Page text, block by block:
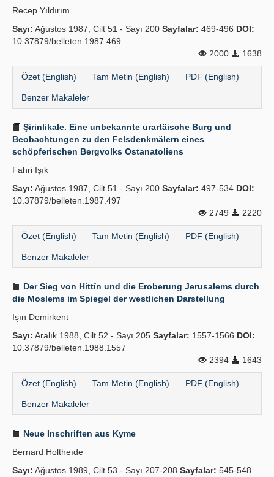
Recep Yıldırım
Sayı: Ağustos 1987, Cilt 51 - Sayı 200 Sayfalar: 469-496 DOI:
10.37879/belleten.1987.469
2000
1638
Özet (English) Tam Metin (English) PDF (English)
Benzer Makaleler
Şirinlikale. Eine unbekannte urartäische Burg und
Beobachtungen zu den Felsdenkmälern eines
schöpferischen Bergvolks Ostanatoliens
Fahri Işık
Sayı: Ağustos 1987, Cilt 51 - Sayı 200 Sayfalar: 497-534 DOI:
10.37879/belleten.1987.497
2749
2220
Özet (English) Tam Metin (English) PDF (English)
Benzer Makaleler
Der Sieg von Hittîn und die Eroberung Jerusalems durch
die Moslems im Spiegel der westlichen Darstellung
Işın Demirkent
Sayı: Aralık 1988, Cilt 52 - Sayı 205 Sayfalar: 1557-1566 DOI:
10.37879/belleten.1988.1557
2394
1643
Özet (English) Tam Metin (English) PDF (English)
Benzer Makaleler
Neue Inschriften aus Kyme
Bernard Holtheıde
Sayı: Ağustos 1989, Cilt 53 - Sayı 207-208 Sayfalar: 545-548